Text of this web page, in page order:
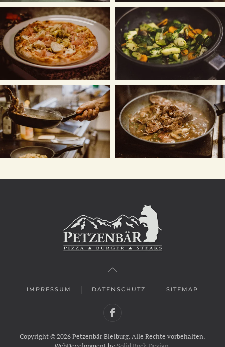
IMPRESSUM DATENSCHUTZ SITEMAP
Copyright ©2026Petzenbär Bleiburg. Alle Rechte vorbehalten.